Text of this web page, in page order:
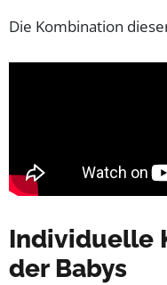
Die Kombination
Individuelle
der Babys